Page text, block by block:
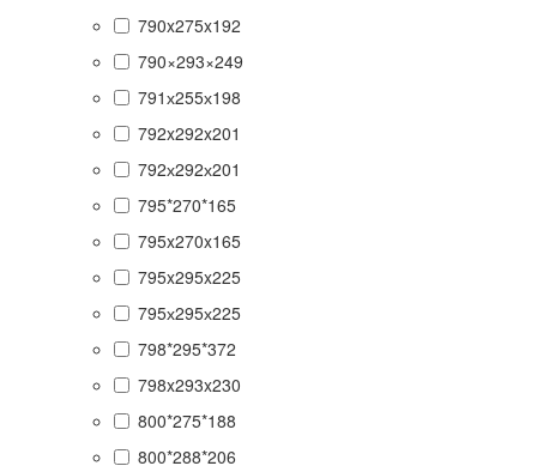
790x275x192
790×293×249
791х255х198
792x292x201
792х292х201
795*270*165
795x270x165
795x295x225
795х295х225
798*295*372
798x293x230
800*275*188
800*288*206